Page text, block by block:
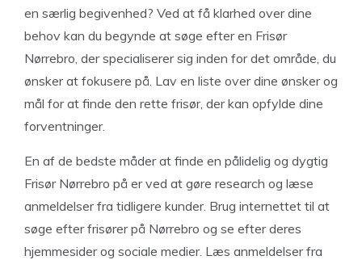
en særlig begivenhed? Ved at få klarhed over dine
behov kan du begynde at søge efter en Frisør
Nørrebro, der specialiserer sig inden for det område, du
ønsker at fokusere på. Lav en liste over dine ønsker og
mål for at finde den rette frisør, der kan opfylde dine
forventninger.
En af de bedste måder at finde en pålidelig og dygtig
Frisør Nørrebro på er ved at gøre research og læse
anmeldelser fra tidligere kunder. Brug internettet til at
søge efter frisører på Nørrebro og se efter deres
hjemmesider og sociale medier. Læs anmeldelser fra